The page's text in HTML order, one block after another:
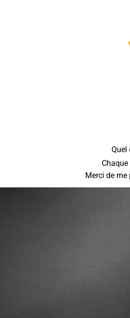
Quel
Merci de